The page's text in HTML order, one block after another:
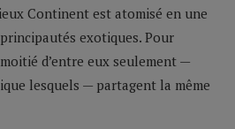
Continent est atomisé en une
exotiques. Pour
d’entre eux seulement —
lesquels — partagent la même